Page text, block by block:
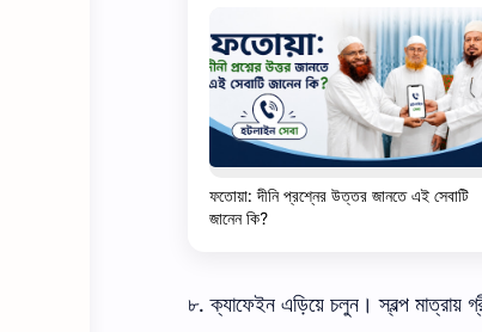
ফতোয়া: দীনি প্রশ্নের উত্তর জানতে এই সেবাটি
জানেন কি?
৮.ক্যাফেইন এড়িয়ে চলুন। স্বল্প মাত্রায়